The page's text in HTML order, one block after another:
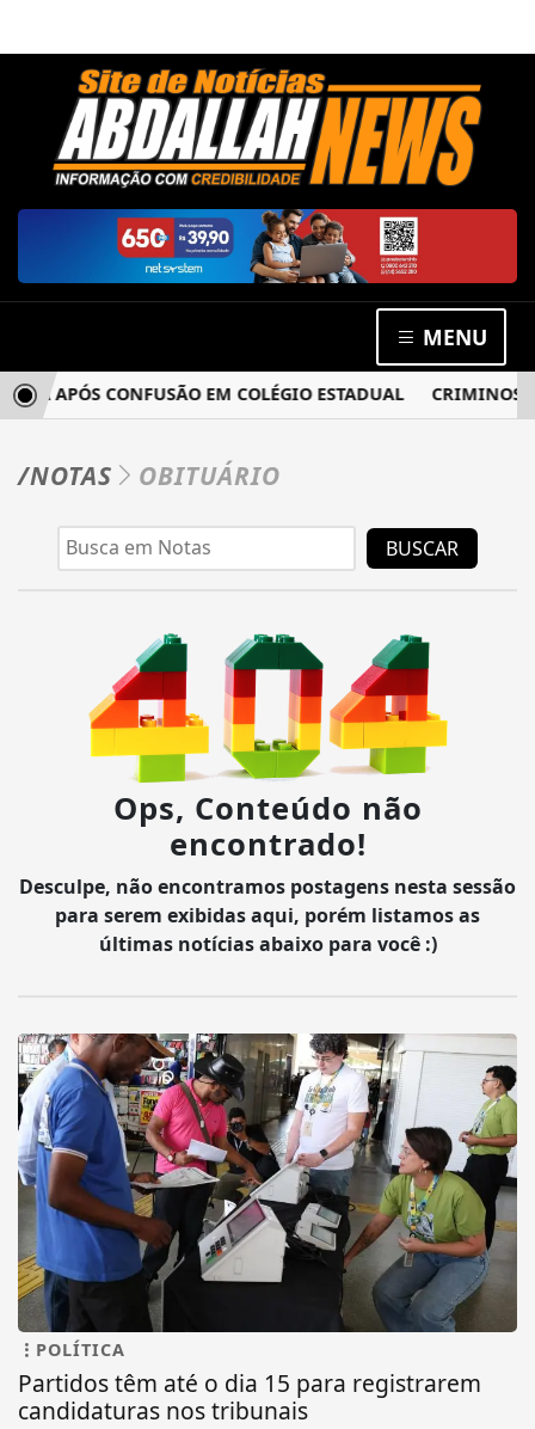
MENU
APÓS CONFUSÃO EM COLÉGIO ESTADUAL
/NOTAS OBITUÁRIO
BUSCAR
Ops, Conteúdo não
encontrado!
Desculpe, não encontramos postagens nesta sessão
para serem exibidas aqui, porém listamos as
últimas notícias abaixo para você :)
POLÍTICA
Partidos têm até o dia 15 para registrarem
candidaturas nos tribunais